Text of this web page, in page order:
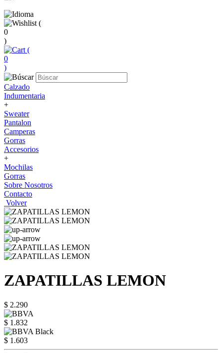
(
0
)
(
0
)
Calzado
Indumentaria
+
Sweater
Pantalon
Camperas
Gorras
Accesorios
+
Mochilas
Gorras
Sobre Nosotros
Contacto
Volver
ZAPATILLAS LEMON
$ 2.290
$ 1.832
$ 1.603